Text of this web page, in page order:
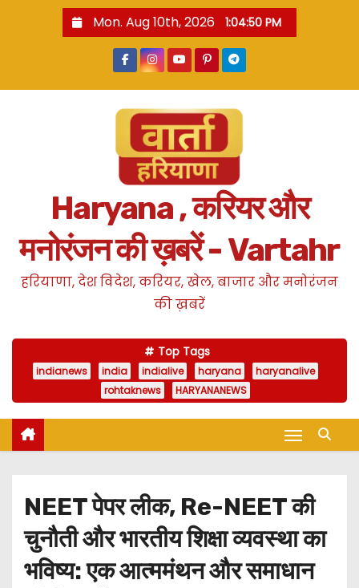
Mon. Aug 10th, 2026 1:04:51 PM
Haryana , करियर और
मनोरंजन की ख़बरें - Vartahr
हरियाणा, देश विदेश, करियर, खेल, बाजार और मनोरंजन
की ख़बरें
Top Tags
indianews india indialive haryana
haryanalive
rohtaknews
HARYANANEWS
NEET पेपर लीक, Re-NEET की
चुनौती और भारतीय शिक्षा व्यवस्था का
भविष्य: एक आत्ममंथन और समाधान